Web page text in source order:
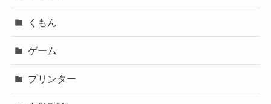
くもん
ゲーム
プリンター